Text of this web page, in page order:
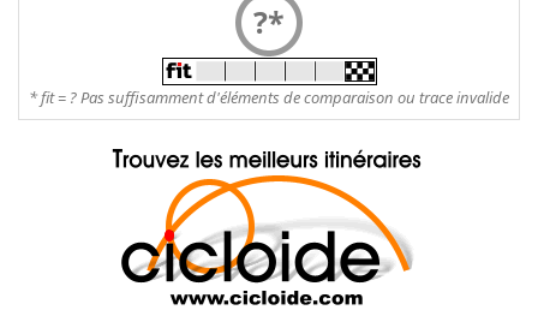
?*
* fit = ? Pas suffisamment d'éléments de comparaison ou trace invalide